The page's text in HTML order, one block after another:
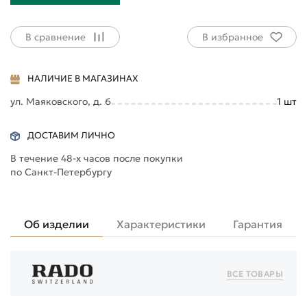
В сравнение В избранное
НАЛИЧИЕ В МАГАЗИНАХ
ул. Маяковского, д. 6 1 шт
ДОСТАВИМ ЛИЧНО
В течение 48-х часов после покупки
по Санкт-Петербургу
Об изделии Характеристики Гарантия
ВСЕ ТОВАРЫ